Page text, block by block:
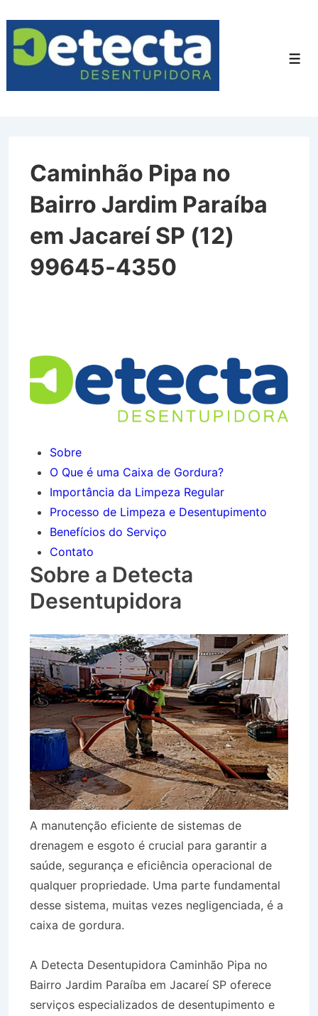
para
Conteúdo
Caminhão Pipa no
Bairro Jardim Paraíba
em Jacareí SP (12)
99645-4350
Sobre
O Que é uma Caixa de Gordura?
Importância da Limpeza Regular
Processo de Limpeza e Desentupimento
Benefícios do Serviço
Contato
Sobre a Detecta
Desentupidora
A manutenção eficiente de sistemas de
drenagem e esgoto é crucial para garantir a
saúde, segurança e eficiência operacional de
qualquer propriedade. Uma parte fundamental
desse sistema, muitas vezes negligenciada, é a
caixa de gordura.
A Detecta Desentupidora Caminhão Pipa no
Bairro Jardim Paraíba em Jacareí SP oferece
serviços especializados de desentupimento e